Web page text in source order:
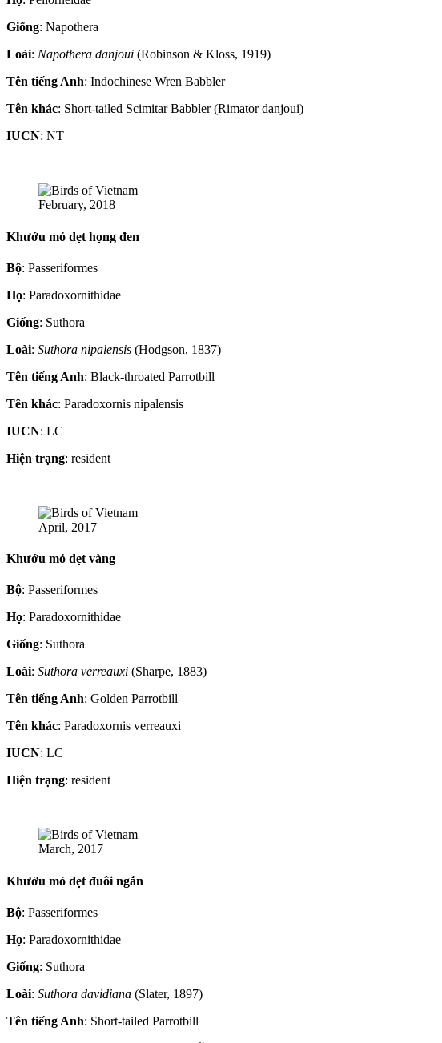
Giống: Napothera
Loài: Napothera danjoui (Robinson & Kloss, 1919)
Tên tiếng Anh: Indochinese Wren Babbler
Tên khác: Short-tailed Scimitar Babbler (Rimator danjoui)
IUCN: NT
February, 2018
Khướu mỏ dẹt họng đen
Bộ: Passeriformes
Họ: Paradoxornithidae
Giống: Suthora
Loài: Suthora nipalensis (Hodgson, 1837)
Tên tiếng Anh: Black-throated Parrotbill
Tên khác: Paradoxornis nipalensis
IUCN: LC
Hiện trạng: resident
April, 2017
Khướu mỏ dẹt vàng
Bộ: Passeriformes
Họ: Paradoxornithidae
Giống: Suthora
Loài: Suthora verreauxi (Sharpe, 1883)
Tên tiếng Anh: Golden Parrotbill
Tên khác: Paradoxornis verreauxi
IUCN: LC
Hiện trạng: resident
March, 2017
Khướu mỏ dẹt đuôi ngắn
Bộ: Passeriformes
Họ: Paradoxornithidae
Giống: Suthora
Loài: Suthora davidiana (Slater, 1897)
Tên tiếng Anh: Short-tailed Parrotbill